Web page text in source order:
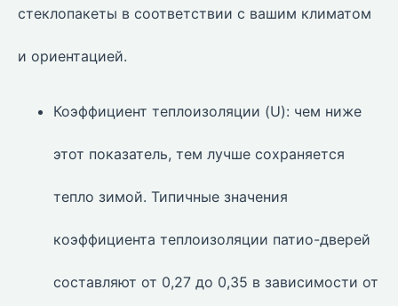
стеклопакеты в соответствии с вашим климатом
и ориентацией.
Коэффициент теплоизоляции (U): чем ниже
этот показатель, тем лучше сохраняется
тепло зимой. Типичные значения
коэффициента теплоизоляции патио-дверей
составляют от 0,27 до 0,35 в зависимости от